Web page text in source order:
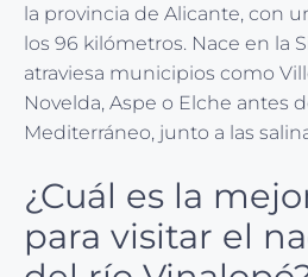
la provincia de Alicante, con
los 96 kilómetros. Nace en la
atraviesa municipios como
Novelda, Aspe o Elche antes
Mediterráneo, junto a las
¿Cuál es la
para visitar el